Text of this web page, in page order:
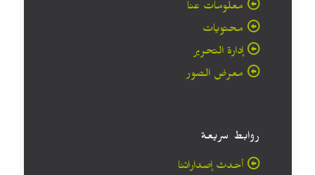
معلومات عنا
محتويات
إدارة التحرير
معرض الصور
روابط سريعة
أحدث إصداراتنا